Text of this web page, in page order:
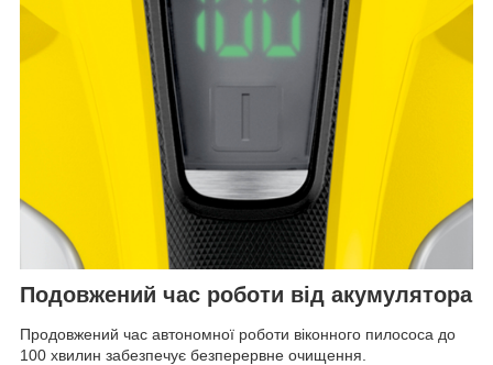
Подовжений час роботи від акумулятора
Продовжений час автономної роботи віконного пилососа до
100 хвилин забезпечує безперервне очищення.